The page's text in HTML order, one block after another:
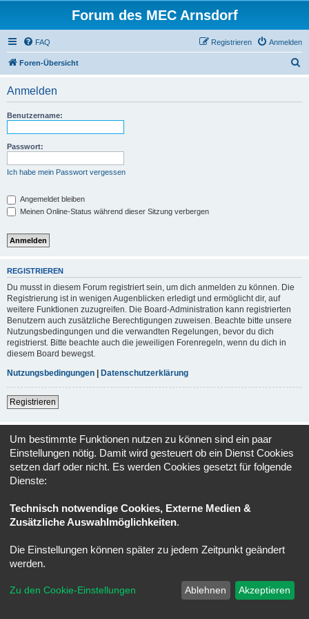
Forum des MEC Arnsdorf
FAQ Anmelden
Registrieren
Foren-Übersicht
Anmelden
Benutzername:
Passwort:
Ich habe mein Passwort vergessen
Angemeldet bleiben
Meinen Online-Status während dieser Sitzung verbergen
REGISTRIEREN
Du musst in diesem Forum registriert sein, um dich anmelden zu können. Die
Registrierung ist in wenigen Augenblicken erledigt und ermöglicht dir, auf
weitere Funktionen zuzugreifen. Die Board-Administration kann registrierten
Benutzern auch zusätzliche Berechtigungen zuweisen. Beachte bitte unsere
Nutzungsbedingungen und die verwandten Regelungen, bevor du dich
registrierst. Bitte beachte auch die jeweiligen Forenregeln, wenn du dich in
diesem Board bewegst.
Nutzungsbedingungen | Datenschutzerklärung
Registrieren
Foren-Übersicht Alle Zeiten sindUTC+02:00
Powered by phpBB
® Forum Software © phpBB Limited
phpBB.de
Um bestimmte Funktionen nutzen zu können sind ein paar
Einstellungen nötig. Damit wird gesteuert ob ein Dienst Cookies
setzen darf oder nicht. Es werden Cookies gesetzt für folgende
Dienste:
Technisch notwendige Cookies, Externe Medien &
Zusätzliche Auswahlmöglichkeiten.
Die Einstellungen können später zu jedem Zeitpunkt geändert
werden.
Zu den Cookie-Einstellungen Ablehnen Akzeptieren